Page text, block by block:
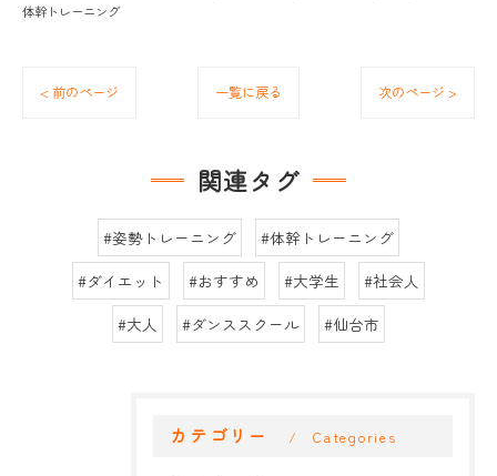
体幹トレーニング
< 前のページ 一覧に戻る 次のページ >
関連タグ
#姿勢トレーニング
#体幹トレーニング
#ダイエット
#おすすめ #大学生
#社会人
#大人
#ダンススクール #仙台市
カテゴリー Categories